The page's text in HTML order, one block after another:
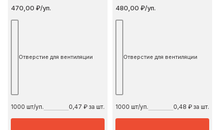
470,00 ₽/уп.
Отверстие для вентиляции
1000 шт/уп. 0,47 ₽ за шт.
480,00 ₽/уп.
Отверстие для вентиляции
1000 шт/уп. 0,48 ₽ за шт.